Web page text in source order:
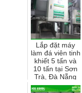
Lắp đặt máy
làm đá viên tinh
khiết 5 tấn và
10 tấn tại Sơn
Trà, Đà Nẵng